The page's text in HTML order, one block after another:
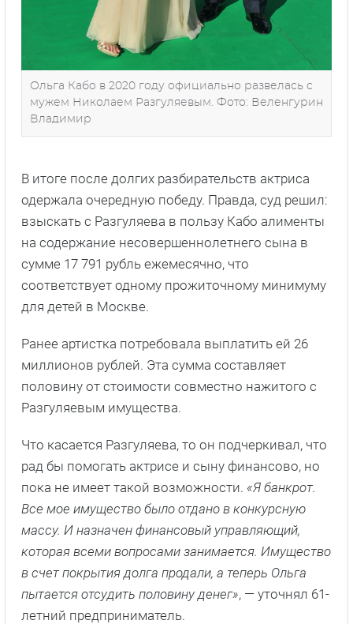
Ольга Кабо в 2020 году официально развелась с
мужем Николаем Разгуляевым. Фото: Веленгурин
Владимир
В итоге после долгих разбирательств актриса
одержала очередную победу. Правда, суд решил:
взыскать с Разгуляева в пользу Кабо алименты
на содержание несовершеннолетнего сына в
сумме 17 791 рубль ежемесячно, что
соответствует одному прожиточному минимуму
для детей в Москве.
Ранее артистка потребовала выплатить ей 26
миллионов рублей. Эта сумма составляет
половину от стоимости совместно нажитого с
Разгуляевым имущества.
Что касается Разгуляева, то он подчеркивал, что
рад бы помогать актрисе и сыну финансово, но
пока не имеет такой возможности. «Я банкрот.
Все мое имущество было отдано в конкурсную
массу. И назначен финансовый управляющий,
которая всеми вопросами занимается. Имущество
в счет покрытия долга продали, а теперь Ольга
пытается отсудить половину денег», — уточнял 61-
летний предприниматель.